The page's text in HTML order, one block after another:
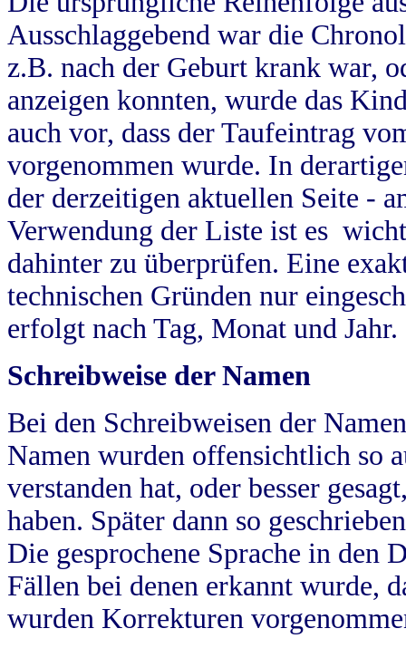
Ausschlaggebend war die
z.B. nach der Geburt krank war,
anzeigen konnten, wurde das
auch vor, dass der Taufeintrag
vorgenommen wurde. In
der derzeitigen aktuellen Seite -
Verwendung der Liste ist es
dahinter zu überprüfen. Eine
technischen Gründen nur
erfolgt nach Tag, Monat und Jahr.
Schreibweise der Namen
Bei den Schreibweisen der
Namen wurden offensichtlich so
verstanden hat, oder besser
haben. Später dann so
Die gesprochene Sprache in
Fällen bei denen erkannt wurde,
wurden Korrekturen